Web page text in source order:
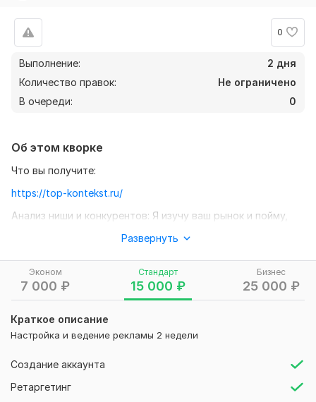
0
Выполнение:
2 дня
Количество правок:
Не ограничено
В очереди:
0
Эконом
7 000 ₽
Стандарт
15 000 ₽
Бизнес
25 000 ₽
Краткое описание
Настройка и ведение рекламы 2 недели
Создание аккаунта
Ретаргетинг
Об этом кворке
Что вы получите:
https://top-kontekst.ru/
Анализ ниши и конкурентов: Я изучу ваш рынок и пойму,
будут находить потенциальные клиенты.
Настройка рекламных кампаний: Создам эффективные
Написание объявлений: Придумаю цепляющие тексты,
объявление.
Отчетность: Вы будете получать еженедельные отчеты,
Развернуть